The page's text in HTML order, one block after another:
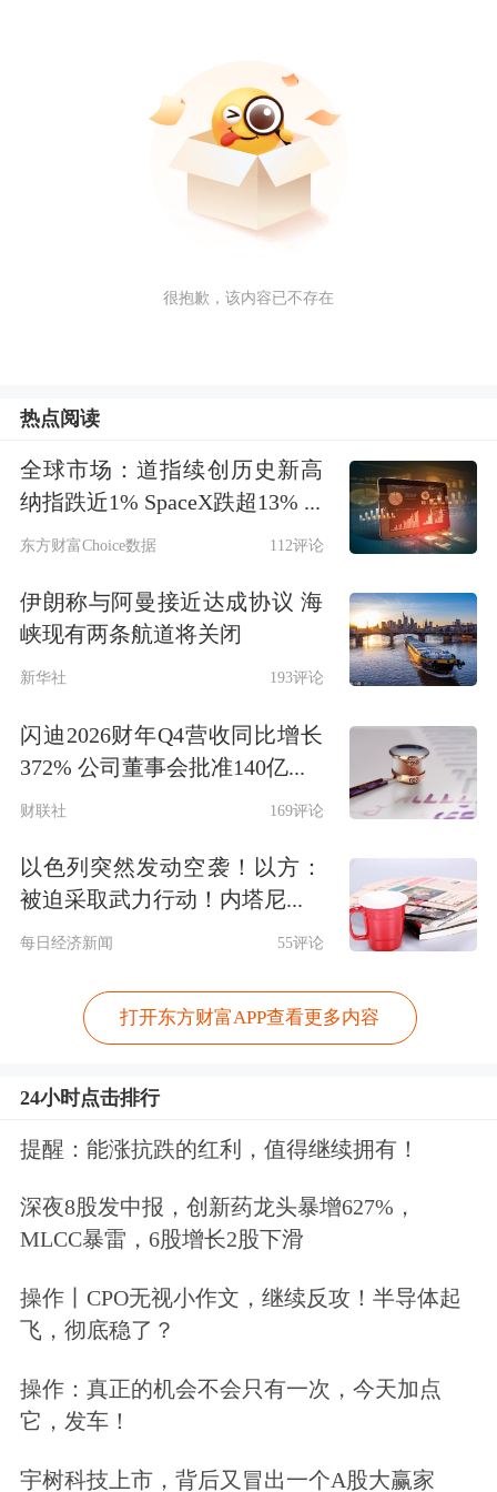
很抱歉，该内容已不存在
热点阅读
全球市场：道指续创历史新高
纳指跌近1% SpaceX跌超13% ...
东方财富Choice数据 112评论
伊朗称与阿曼接近达成协议 海
峡现有两条航道将关闭
新华社 193评论
闪迪2026财年Q4营收同比增长
372% 公司董事会批准140亿...
财联社 169评论
以色列突然发动空袭！以方：
被迫采取武力行动！内塔尼...
每日经济新闻 55评论
打开东方财富APP查看更多内容
24小时点击排行
提醒：能涨抗跌的红利，值得继续拥有！
深夜8股发中报，创新药龙头暴增627%，
MLCC暴雷，6股增长2股下滑
操作丨CPO无视小作文，继续反攻！半导体起
飞，彻底稳了？
操作：真正的机会不会只有一次，今天加点
它，发车！
宇树科技上市，背后又冒出一个A股大赢家